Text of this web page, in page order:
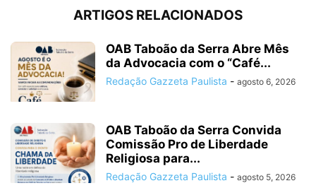
ARTIGOS RELACIONADOS
OAB Taboão da Serra Abre Mês
da Advocacia com o “Café...
Redação Gazzeta Paulista - agosto 6, 2026
OAB Taboão da Serra Convida
Comissão Pro de Liberdade
Religiosa para...
Redação Gazzeta Paulista - agosto 5, 2026